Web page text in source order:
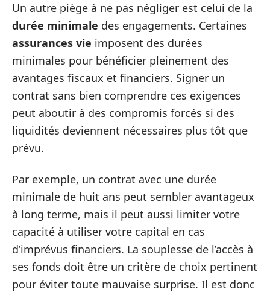
Un autre piège à ne pas négliger est celui de la
durée minimale des engagements. Certaines
assurances vie imposent des durées
minimales pour bénéficier pleinement des
avantages fiscaux et financiers. Signer un
contrat sans bien comprendre ces exigences
peut aboutir à des compromis forcés si des
liquidités deviennent nécessaires plus tôt que
prévu.
Par exemple, un contrat avec une durée
minimale de huit ans peut sembler avantageux
à long terme, mais il peut aussi limiter votre
capacité à utiliser votre capital en cas
d’imprévus financiers. La souplesse de l’accès à
ses fonds doit être un critère de choix pertinent
pour éviter toute mauvaise surprise. Il est donc